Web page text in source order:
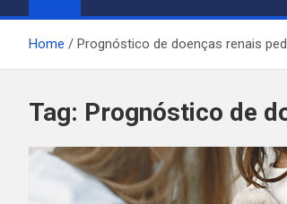
Home Prognóstico de doenças renais
Tag: Prognóstico de